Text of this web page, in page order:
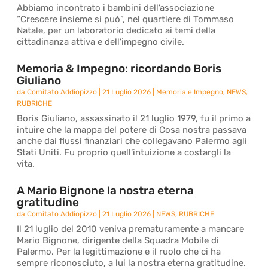
Abbiamo incontrato i bambini dell’associazione
“Crescere insieme si può”, nel quartiere di Tommaso
Natale, per un laboratorio dedicato ai temi della
cittadinanza attiva e dell’impegno civile.
Memoria & Impegno: ricordando Boris
Giuliano
daComitato Addiopizzo |21 Luglio 2026 Memoria e Impegno, NEWS,
RUBRICHE
Boris Giuliano, assassinato il 21 luglio 1979, fu il primo a
intuire che la mappa del potere di Cosa nostra passava
anche dai flussi finanziari che collegavano Palermo agli
Stati Uniti. Fu proprio quell’intuizione a costargli la
vita.
A Mario Bignone la nostra eterna
gratitudine
daComitato Addiopizzo |21 Luglio 2026 NEWS, RUBRICHE
Il 21 luglio del 2010 veniva prematuramente a mancare
Mario Bignone, dirigente della Squadra Mobile di
Palermo. Per la legittimazione e il ruolo che ci ha
sempre riconosciuto, a lui la nostra eterna gratitudine.